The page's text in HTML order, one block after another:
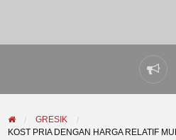
GRESIK
KOST PRIA DENGAN HARGA RELATIF